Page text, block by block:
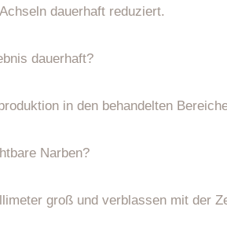
dauerhaft reduziert.
dauerhaft?
in den behandelten
Narben?
groß und verblassen mit der